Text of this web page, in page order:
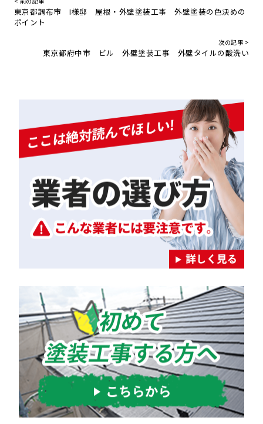
東京都調布市 I様邸 屋根・外壁塗装工事 外壁塗装の色決めの
ポイント
次の記事 >
東京都府中市 ビル 外壁塗装工事 外壁タイルの酸洗い